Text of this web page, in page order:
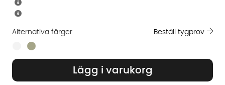
Lägg i varukorg
Alternativa färger
Finns även i dessa färger:
Beställ tygprov